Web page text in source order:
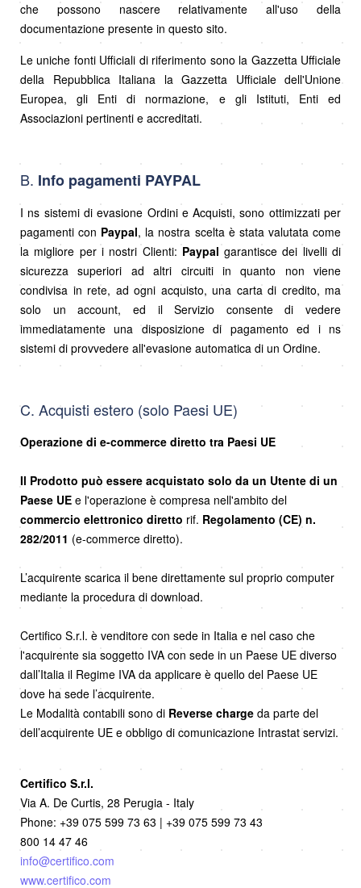
che possono nascere relativamente all'uso della
documentazione presente in questo sito.
Le uniche fonti Ufficiali di riferimento sono la Gazzetta Ufficiale
della Repubblica Italiana la Gazzetta Ufficiale dell'Unione
Europea, gli Enti di normazione, e gli Istituti, Enti ed
Associazioni pertinenti e accreditati.
B. Info pagamenti PAYPAL
I ns sistemi di evasione Ordini e Acquisti, sono ottimizzati per
pagamenti con Paypal, la nostra scelta è stata valutata come
la migliore per i nostri Clienti: Paypalgarantisce dei livelli di
sicurezza superiori ad altri circuiti in quanto non viene
condivisa in rete, ad ogni acquisto, una carta di credito, ma
solo un account, ed il Servizio consente di vedere
immediatamente una disposizione di pagamento ed i ns
sistemi di provvedere all'evasione automatica di un Ordine.
C. Acquisti estero (solo Paesi UE)
Operazione di e-commerce diretto tra Paesi UE
Il Prodotto può essere acquistato solo da un Utente di un
Paese UE e l'operazione è compresa nell'ambito del
commercio elettronico diretto rif. Regolamento (CE) n.
282/2011 (e-commerce diretto).
L’acquirente scarica il bene direttamente sul proprio computer
mediante la procedura di download.
Certifico S.r.l. è venditore con sede in Italia e nel caso che
l'acquirente sia soggetto IVA con sede in un Paese UE diverso
dall’Italia il Regime IVA da applicare è quello del Paese UE
dove ha sede l’acquirente.
Le Modalità contabili sono di Reverse charge da parte del
dell’acquirente UE e obbligo di comunicazione Intrastat servizi.
Certifico S.r.l.
Via A. De Curtis, 28 Perugia - Italy
Phone: +39 075 599 73 63 | +39 075 599 73 43
800 14 47 46
info@certifico.com
www.certifico.com